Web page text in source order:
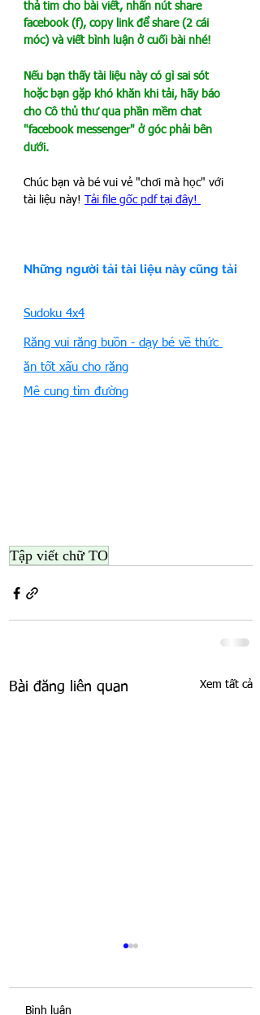
thả tim cho bài viết, nhấn nút share
facebook (f), copy link để share (2 cái
móc) và viết bình luận ở cuối bài nhé!
Nếu bạn thấy tài liệu này có gì sai sót
hoặc bạn gặp khó khăn khi tải, hãy báo
cho Cô thủ thư qua phần mềm chat
"facebook messenger" ở góc phải bên
dưới.
Chúc bạn và bé vui vẻ "chơi mà học" với
tài liệu này!
Tải file gốc pdf tại đây!
Những người tải tài liệu này cũng tải
Sudoku 4x4
Răng vui răng buồn - dạy bé về thức
ăn tốt xấu cho răng
Mê cung tìm đường
Tập viết chữ TO
Bài đăng liên quan Xem tất cả
Bình luận